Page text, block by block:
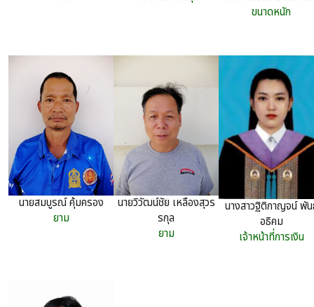
ขนาดหนัก
นายสมบูรณ์ คุ้มครอง
ยาม
นายวิวัฒน์ชัย เหลืองสุวร
รกุล
ยาม
นางสาวฐิติกาญจน์ พั
อธิคม
เจ้าหน้าที่การเงิน